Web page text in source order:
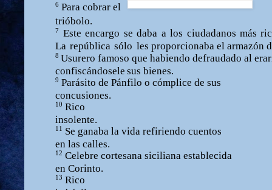
6 Para cobrar el
trióbolo.
7 Este encargo se daba a los ciudadanos más
La república sólo les proporcionaba el armazón
8 Usurero famoso que habiendo defraudado al
confiscándosele sus bienes.
9 Parásito de Pánfilo o cómplice de sus
concusiones.
10 Rico
insolente.
11 Se ganaba la vida refiriendo cuentos
en las calles.
12 Celebre cortesana siciliana establecida
en Corinto.
13 Rico